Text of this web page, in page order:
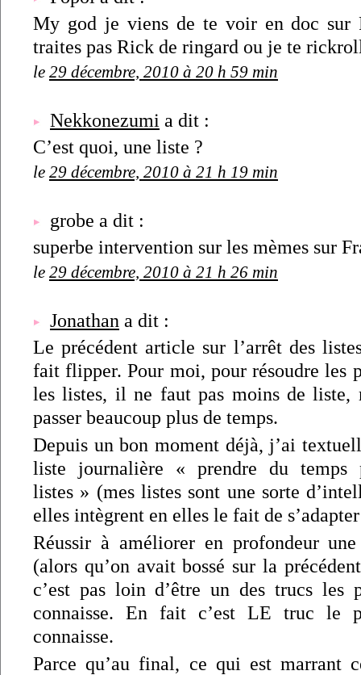
My god je viens de te voir en doc sur
traites pas Rick de ringard ou je te
le 29 décembre, 2010 à 20 h 59 min
Nekkonezumi a dit :
C’est quoi, une liste ?
le 29 décembre, 2010 à 21 h 19 min
grobe a dit :
superbe intervention sur les mèmes sur
le 29 décembre, 2010 à 21 h 26 min
Jonathan a dit :
Le précédent article sur l’arrêt des
fait flipper. Pour moi, pour résoudre les
les listes, il ne faut pas moins de liste,
passer beaucoup plus de temps.
Depuis un bon moment déjà, j’ai
liste journalière « prendre du temps
listes » (mes listes sont une sorte
elles intègrent en elles le fait de
Réussir à améliorer en profondeur
(alors qu’on avait bossé sur la
c’est pas loin d’être un des trucs les
connaisse. En fait c’est LE truc le
connaisse.
Parce qu’au final, ce qui est marrant